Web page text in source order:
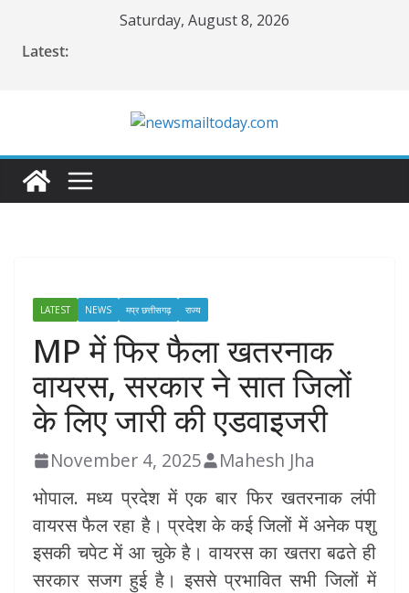
content
Saturday, August 8, 2026
Latest:
LATEST NEWS मप्र छत्तीसगढ़ राज्य
MP में फिर फैला खतरनाक
वायरस, सरकार ने सात जिलों
के लिए जारी की एडवाइजरी
November 4, 2025
Mahesh Jha
भोपाल. मध्य प्रदेश में एक बार फिर खतरनाक लंपी
वायरस फैल रहा है। प्रदेश के कई जिलों में अनेक पशु
इसकी चपेट में आ चुके है। वायरस का खतरा बढते ही
सरकार सजग हुई है। इससे प्रभावित सभी जिलों में